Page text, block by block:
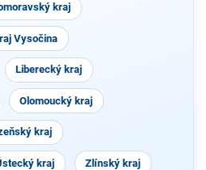
kraj
Vysočina
Liberecký kraj
Olomoucký kraj
kraj
kraj Zlínský kraj